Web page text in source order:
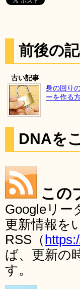
前後の
古い記事
身の回り
ーを作る
DNAを
この
Googleリー
更新情報を
RSS（
ば、更新の
す。